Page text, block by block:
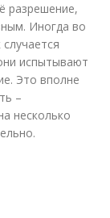
разрешение,
Иногда во
испытывают
Это вполне
–
несколько